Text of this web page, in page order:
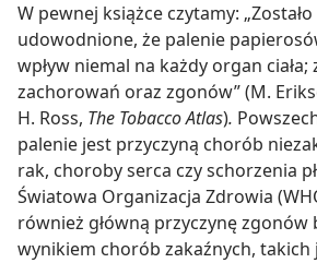
W pewnej książce czytamy:
udowodnione, że palenie
wpływ niemal na każdy organ ciała;
zachorowań oraz zgonów” (M.
H. Ross, The Tobacco Atlas).
palenie jest przyczyną chorób
rak, choroby serca czy schorzenia
Światowa Organizacja Zdrowia
również główną przyczynę zgonów
wynikiem chorób zakaźnych, takich